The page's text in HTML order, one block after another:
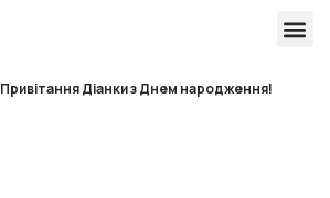
Привітання Діанки з Днем народження!